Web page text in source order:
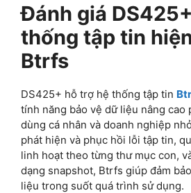
Đánh giá
thống tập tin
Btrfs
DS425+ hỗ trợ hệ thống tập tin
tính năng bảo vệ dữ liệu nâng cao
dùng cá nhân và doanh nghiệp
phát hiện và phục hồi lỗi tập tin,
linh hoạt theo từng thư mục con,
dạng snapshot, Btrfs giúp đảm
liệu trong suốt quá trình sử dụng.